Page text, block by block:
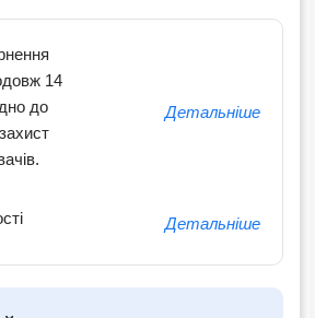
14
до
Детальніше
Детальніше